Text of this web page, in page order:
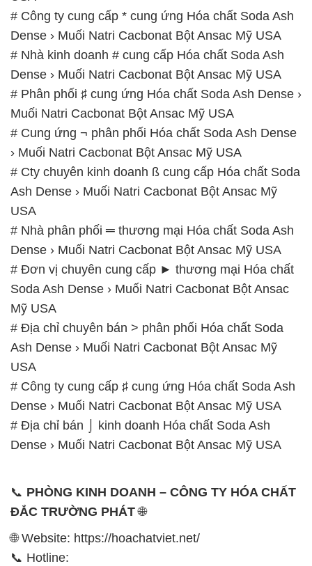
# Công ty cung cấp * cung ứng Hóa chất Soda Ash
Dense › Muối Natri Cacbonat Bột Ansac Mỹ USA
# Nhà kinh doanh # cung cấp Hóa chất Soda Ash
Dense › Muối Natri Cacbonat Bột Ansac Mỹ USA
# Phân phối ♯ cung ứng Hóa chất Soda Ash Dense ›
Muối Natri Cacbonat Bột Ansac Mỹ USA
# Cung ứng ¬ phân phối Hóa chất Soda Ash Dense
› Muối Natri Cacbonat Bột Ansac Mỹ USA
# Cty chuyên kinh doanh ß cung cấp Hóa chất Soda
Ash Dense › Muối Natri Cacbonat Bột Ansac Mỹ
USA
# Nhà phân phối ═ thương mại Hóa chất Soda Ash
Dense › Muối Natri Cacbonat Bột Ansac Mỹ USA
# Đơn vị chuyên cung cấp ► thương mại Hóa chất
Soda Ash Dense › Muối Natri Cacbonat Bột Ansac
Mỹ USA
# Địa chỉ chuyên bán > phân phối Hóa chất Soda
Ash Dense › Muối Natri Cacbonat Bột Ansac Mỹ
USA
# Công ty cung cấp ♯ cung ứng Hóa chất Soda Ash
Dense › Muối Natri Cacbonat Bột Ansac Mỹ USA
# Địa chỉ bán ⌡ kinh doanh Hóa chất Soda Ash
Dense › Muối Natri Cacbonat Bột Ansac Mỹ USA
📞 PHÒNG KINH DOANH – CÔNG TY HÓA CHẤT
ĐẮC TRƯỜNG PHÁT🌐
🌐 Website: https://hoachatviet.net/
📞 Hotline: